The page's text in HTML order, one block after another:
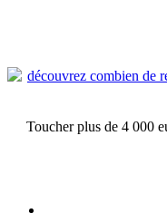
Toucher plus de 4 000